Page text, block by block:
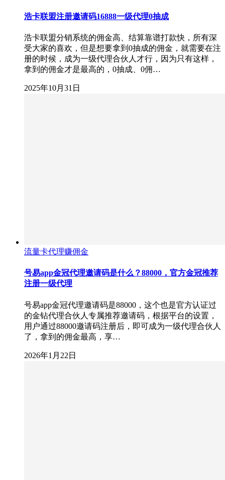
浩卡联盟注册邀请码16888一级代理0抽成
浩卡联盟分销系统的佣金高、结算靠谱打款快，所有深
受大家的喜欢，但是想要拿到0抽成的佣金，就需要在注
册的时候，成为一级代理合伙人才行，因为只有这样，
拿到的佣金才是最高的，0抽成、0佣…
2025年10月31日
流量卡代理赚佣金
号易app金冠代理邀请码是什么？88000，官方金冠推荐
注册一级代理
号易app金冠代理邀请码是88000，这个也是官方认证过
的金钻代理合伙人专属推荐邀请码，根据平台的设置，
用户通过88000邀请码注册后，即可成为一级代理合伙人
了，拿到的佣金最高，享…
2026年1月22日